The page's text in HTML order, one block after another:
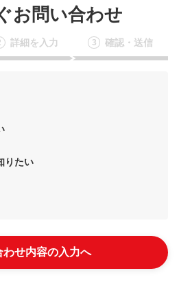
お問い合わせ
詳細を入力 3 確認・送信
りたい
わせ内容の入力へ